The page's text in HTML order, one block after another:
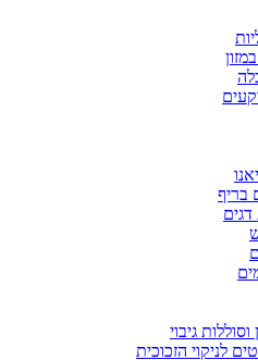
בריף
גיבוי
לניקוי הזכוכית